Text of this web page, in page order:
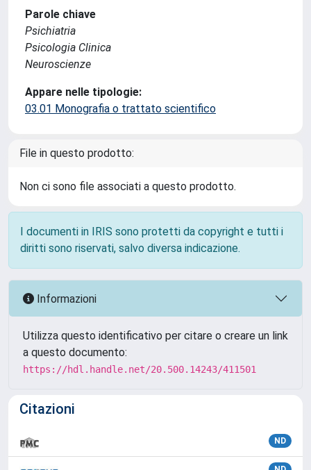
Parole chiave
Psichiatria
Psicologia Clinica
Neuroscienze
Appare nelle tipologie:
03.01 Monografia o trattato scientifico
File in questo prodotto:
Non ci sono file associati a questo prodotto.
I documenti in IRIS sono protetti da copyright e tutti i
diritti sono riservati, salvo diversa indicazione.
Informazioni
Utilizza questo identificativo per citare o creare un link
a questo documento:
https://hdl.handle.net/20.500.14243/411501
Citazioni
ND